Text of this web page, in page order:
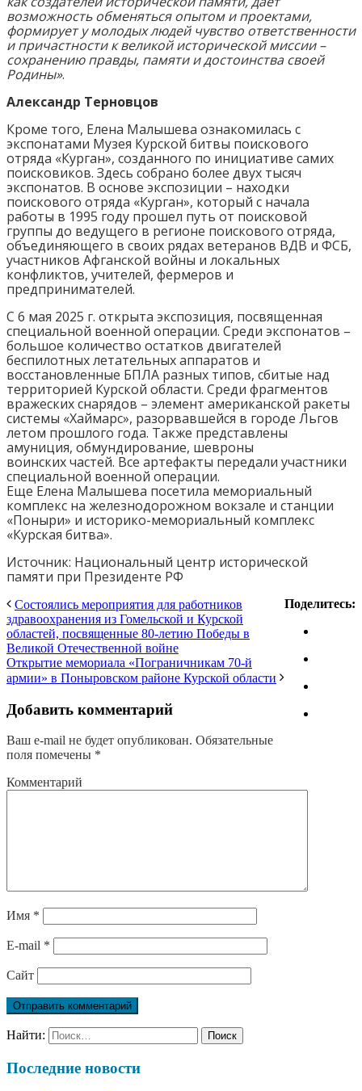
возможность обменяться опытом и проектами,
формирует у молодых людей чувство ответственности
и причастности к великой исторической миссии –
сохранению правды, памяти и достоинства своей
Родины».
Александр Терновцов
Кроме того, Елена Малышева ознакомилась с
экспонатами Музея Курской битвы поискового
отряда «Курган», созданного по инициативе самих
поисковиков. Здесь собрано более двух тысяч
экспонатов. В основе экспозиции – находки
поискового отряда «Курган», который с начала
работы в 1995 году прошел путь от поисковой
группы до ведущего в регионе поискового отряда,
объединяющего в своих рядах ветеранов ВДВ и ФСБ,
участников Афганской войны и локальных
конфликтов, учителей, фермеров и
предпринимателей.
С 6 мая 2025 г. открыта экспозиция, посвященная
специальной военной операции. Среди экспонатов –
большое количество остатков двигателей
беспилотных летательных аппаратов и
восстановленные БПЛА разных типов, сбитые над
территорией Курской области. Среди фрагментов
вражеских снарядов – элемент американской ракеты
системы «Хаймарс», разорвавшейся в городе Льгов
летом прошлого года. Также представлены
амуниция, обмундирование, шевроны
воинских частей. Все артефакты передали участники
специальной военной операции.
Еще Елена Малышева посетила мемориальный
комплекс на железнодорожном вокзале и станции
«Поныри» и историко-мемориальный комплекс
«Курская битва».
Источник: Национальный центр исторической
памяти при Президенте РФ
Поделитесь:
Состоялись мероприятия для работников
здравоохранения из Гомельской и Курской
областей, посвященные 80-летию Победы в
Великой Отечественной войне
Открытие мемориала «Пограничникам 70-й
армии» в Поныровском районе Курской области
Добавить комментарий
Ваш e-mail не будет опубликован. Обязательные
поля помечены *
Комментарий
Имя *
E-mail *
Сайт
Найти:
Последние новости